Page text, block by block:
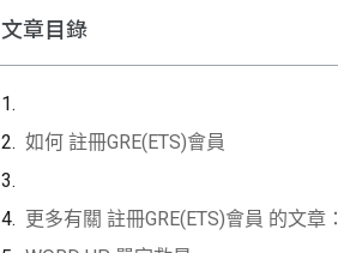
文章目錄
如何 註冊GRE(ETS)會員
更多有關 註冊GRE(ETS)會員 的文章：